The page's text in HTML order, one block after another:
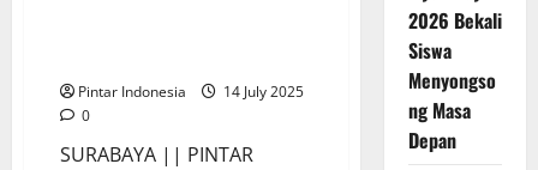
Pintar Indonesia
14 July 2025
0
SURABAYA || PINTAR
2026 Bekali
Siswa
Menyongso
ng Masa
Depan